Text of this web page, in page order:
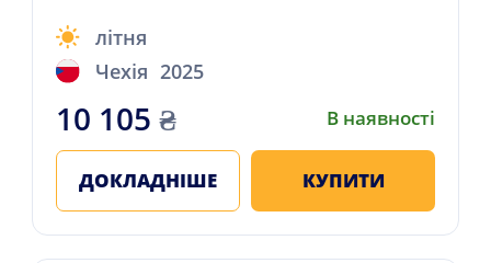
літня
Чехія 2025
10 105 ₴ В наявності
ДОКЛАДНІШЕ КУПИТИ